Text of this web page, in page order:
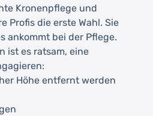
Kronenpflege und
Profis die erste Wahl. Sie
ankommt bei der Pflege.
ist es ratsam, eine
Höhe entfernt werden